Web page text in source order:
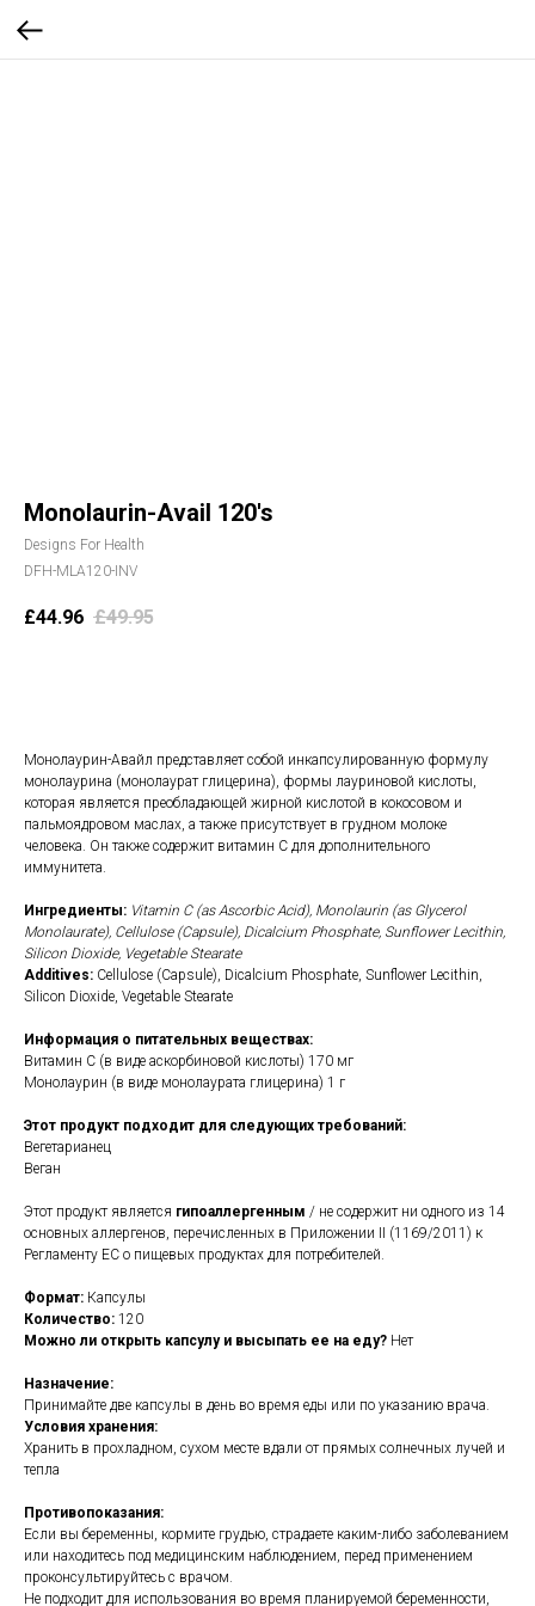
Monolaurin-Avail 120's
Designs For Health
DFH-MLA120-INV
£44.96 £49.95
Монолаурин-Авайл представляет собой инкапсулированную формулу
монолаурина (монолаурат глицерина), формы лауриновой кислоты,
которая является преобладающей жирной кислотой в кокосовом и
пальмоядровом маслах, а также присутствует в грудном молоке
человека. Он также содержит витамин С для дополнительного
иммунитета.
Ингредиенты: Vitamin C (as Ascorbic Acid), Monolaurin (as Glycerol
Monolaurate), Cellulose (Capsule), Dicalcium Phosphate, Sunflower Lecithin,
Silicon Dioxide, Vegetable Stearate
Additives: Cellulose (Capsule), Dicalcium Phosphate, Sunflower Lecithin,
Silicon Dioxide, Vegetable Stearate
Информация о питательных веществах:
Витамин С (в виде аскорбиновой кислоты) 170 мг
Монолаурин (в виде монолаурата глицерина) 1 г
Этот продукт подходит для следующих требований:
Вегетарианец
Веган
Этот продукт является гипоаллергенным / не содержит ни одного из 14
основных аллергенов, перечисленных в Приложении II (1169/2011) к
Регламенту ЕС о пищевых продуктах для потребителей.
Формат: Капсулы
Количество: 120
Можно ли открыть капсулу и высыпать ее на еду? Нет
Назначение:
Принимайте две капсулы в день во время еды или по указанию врача.
Условия хранения:
Хранить в прохладном, сухом месте вдали от прямых солнечных лучей и
тепла
Противопоказания:
Если вы беременны, кормите грудью, страдаете каким-либо заболеванием
или находитесь под медицинским наблюдением, перед применением
проконсультируйтесь с врачом.
Не подходит для использования во время планируемой беременности,